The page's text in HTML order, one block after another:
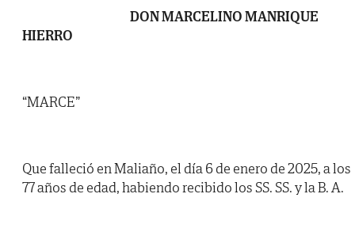
DON MARCELINO MANRIQUE
HIERRO
“MARCE”
Que falleció en Maliaño, el día 6 de enero de 2025, a los
77 años de edad, habiendo recibido los SS. SS. y la B. A.